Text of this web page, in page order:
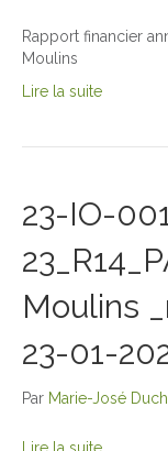
Rapport financier
Moulins
Lire la suite
23-IO-
Moulins
23-01-
Par Marie-José
Lire la suite